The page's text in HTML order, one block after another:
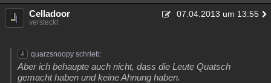
Celladoor 07.04.2013 um 13:55
versteckt
quarzsnoopy schrieb:
Aber ich behaupte auch nicht, dass die Leute Quatsch
gemacht haben und keine Ahnung haben.